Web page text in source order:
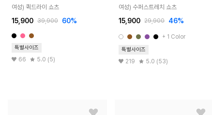
여성) 퀵드라이 쇼츠
15,900 39,900 60%
특별사이즈
66 5.0 (5)
여성) 수퍼스트레치 쇼츠
15,900 29,900 46%
+ 1 Color
특별사이즈
219 5.0 (53)